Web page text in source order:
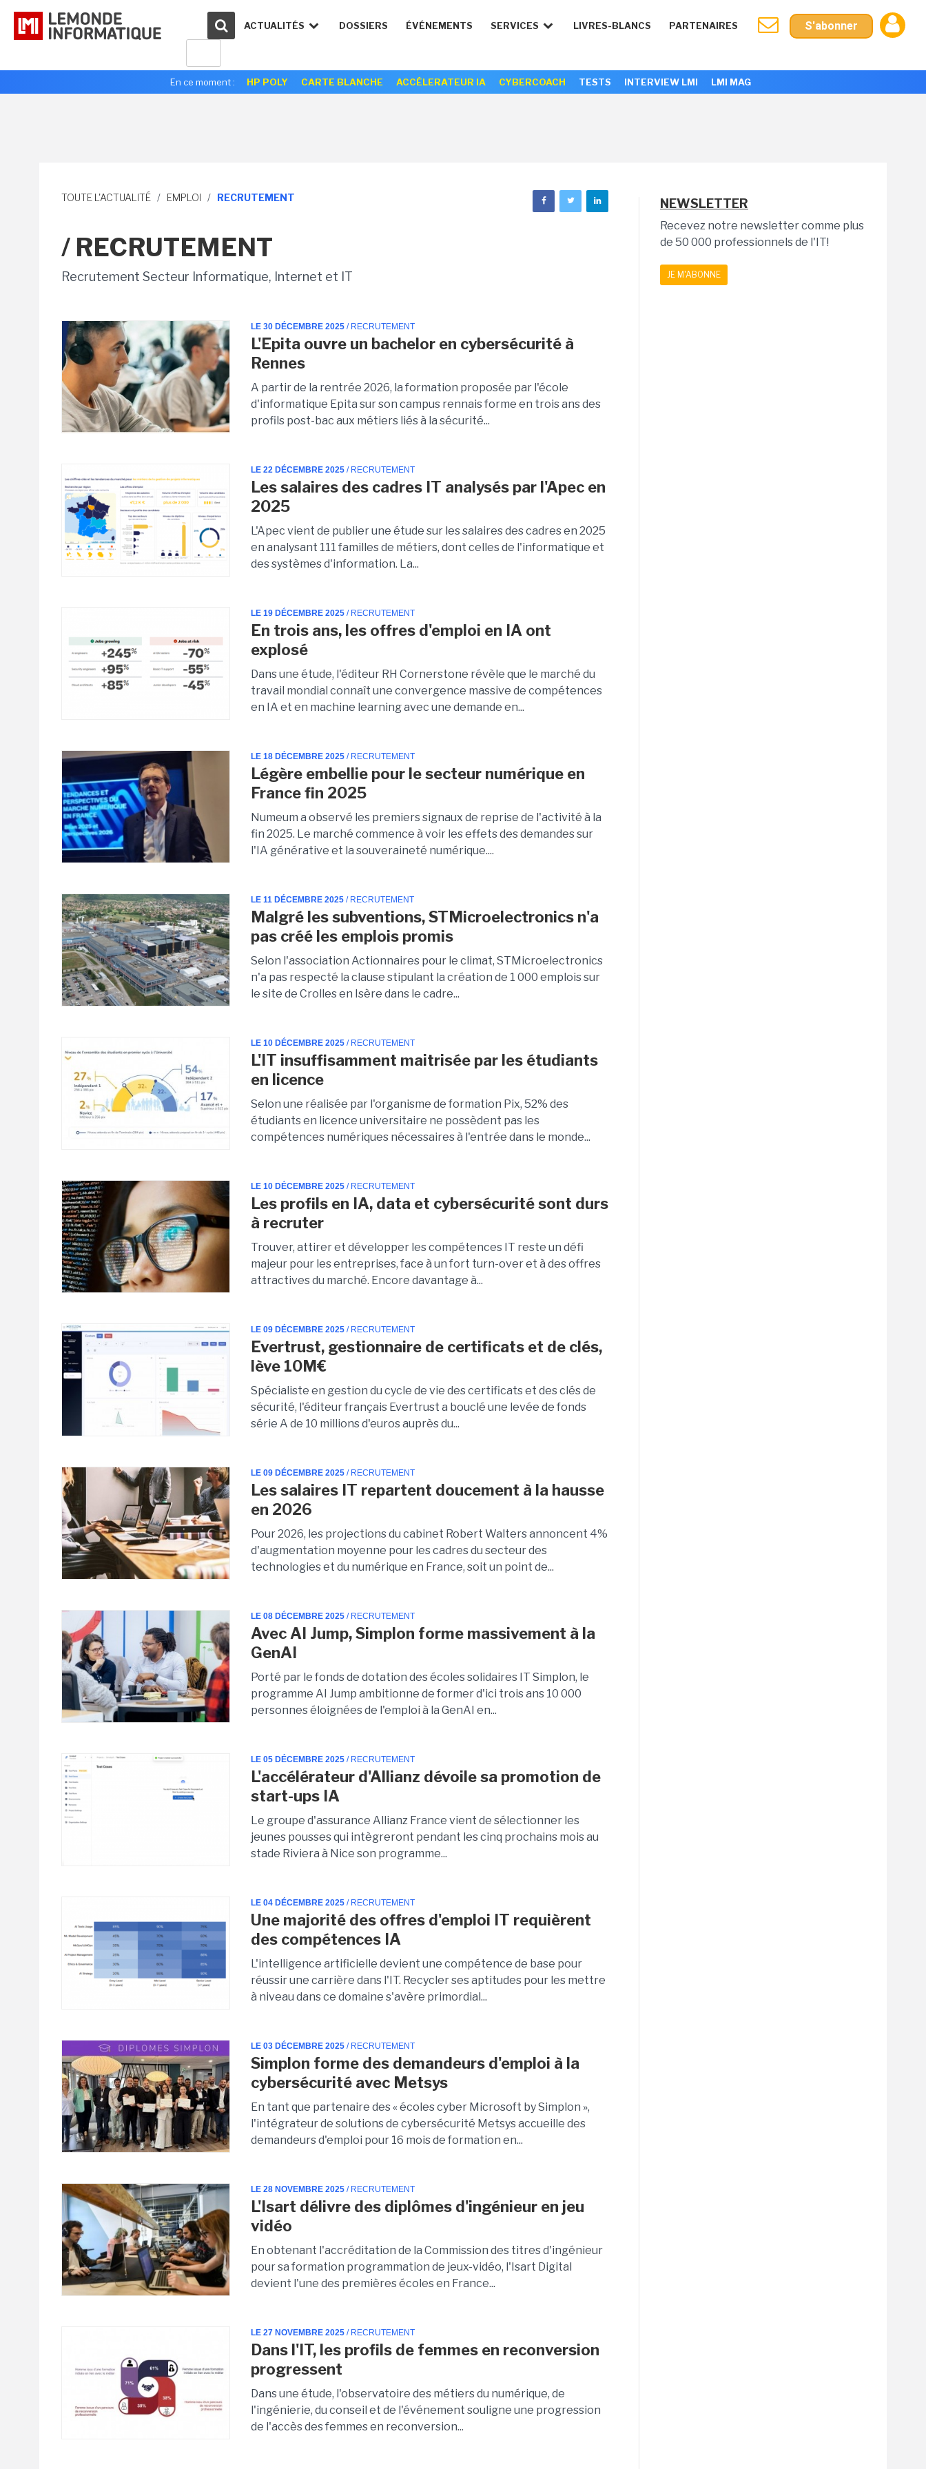
ACTUALITÉS DOSSIERS ÉVÉNEMENTS SERVICES LIVRES-BLANCS PARTENAIRES S'abonner
En ce moment : HP POLY CARTE BLANCHE ACCÉLERATEUR IA CYBERCOACH TESTS INTERVIEW LMI LMI MAG
TOUTE L'ACTUALITÉ / EMPLOI / RECRUTEMENT
/ RECRUTEMENT
Recrutement Secteur Informatique, Internet et IT
LE 30 DÉCEMBRE 2025 / RECRUTEMENT
L'Epita ouvre un bachelor en cybersécurité à
Rennes
A partir de la rentrée 2026, la formation proposée par l'école
d'informatique Epita sur son campus rennais forme en trois ans des
profils post-bac aux métiers liés à la sécurité...
LE 22 DÉCEMBRE 2025 / RECRUTEMENT
Les salaires des cadres IT analysés par l'Apec en
2025
L'Apec vient de publier une étude sur les salaires des cadres en 2025
en analysant 111 familles de métiers, dont celles de l'informatique et
des systèmes d'information. La...
LE 19 DÉCEMBRE 2025 / RECRUTEMENT
En trois ans, les offres d'emploi en IA ont
explosé
Dans une étude, l'éditeur RH Cornerstone révèle que le marché du
travail mondial connaît une convergence massive de compétences
en IA et en machine learning avec une demande en...
LE 18 DÉCEMBRE 2025 / RECRUTEMENT
Légère embellie pour le secteur numérique en
France fin 2025
Numeum a observé les premiers signaux de reprise de l'activité à la
fin 2025. Le marché commence à voir les effets des demandes sur
l'IA générative et la souveraineté numérique....
LE 11 DÉCEMBRE 2025 / RECRUTEMENT
Malgré les subventions, STMicroelectronics n'a
pas créé les emplois promis
Selon l'association Actionnaires pour le climat, STMicroelectronics
n'a pas respecté la clause stipulant la création de 1 000 emplois sur
le site de Crolles en Isère dans le cadre...
LE 10 DÉCEMBRE 2025 / RECRUTEMENT
L'IT insuffisamment maitrisée par les étudiants
en licence
Selon une réalisée par l'organisme de formation Pix, 52% des
étudiants en licence universitaire ne possèdent pas les
compétences numériques nécessaires à l'entrée dans le monde...
LE 10 DÉCEMBRE 2025 / RECRUTEMENT
Les profils en IA, data et cybersécurité sont durs
à recruter
Trouver, attirer et développer les compétences IT reste un défi
majeur pour les entreprises, face à un fort turn-over et à des offres
attractives du marché. Encore davantage à...
LE 09 DÉCEMBRE 2025 / RECRUTEMENT
Evertrust, gestionnaire de certificats et de clés,
lève 10M€
Spécialiste en gestion du cycle de vie des certificats et des clés de
sécurité, l'éditeur français Evertrust a bouclé une levée de fonds
série A de 10 millions d'euros auprès du...
LE 09 DÉCEMBRE 2025 / RECRUTEMENT
Les salaires IT repartent doucement à la hausse
en 2026
Pour 2026, les projections du cabinet Robert Walters annoncent 4%
d'augmentation moyenne pour les cadres du secteur des
technologies et du numérique en France, soit un point de...
LE 08 DÉCEMBRE 2025 / RECRUTEMENT
Avec AI Jump, Simplon forme massivement à la
GenAI
Porté par le fonds de dotation des écoles solidaires IT Simplon, le
programme AI Jump ambitionne de former d'ici trois ans 10 000
personnes éloignées de l'emploi à la GenAI en...
LE 05 DÉCEMBRE 2025 / RECRUTEMENT
L'accélérateur d'Allianz dévoile sa promotion de
start-ups IA
Le groupe d'assurance Allianz France vient de sélectionner les
jeunes pousses qui intègreront pendant les cinq prochains mois au
stade Riviera à Nice son programme...
LE 04 DÉCEMBRE 2025 / RECRUTEMENT
Une majorité des offres d'emploi IT requièrent
des compétences IA
L'intelligence artificielle devient une compétence de base pour
réussir une carrière dans l'IT. Recycler ses aptitudes pour les mettre
à niveau dans ce domaine s'avère primordial...
LE 03 DÉCEMBRE 2025 / RECRUTEMENT
Simplon forme des demandeurs d'emploi à la
cybersécurité avec Metsys
En tant que partenaire des « écoles cyber Microsoft by Simplon »,
l'intégrateur de solutions de cybersécurité Metsys accueille des
demandeurs d'emploi pour 16 mois de formation en...
LE 28 NOVEMBRE 2025 / RECRUTEMENT
L'Isart délivre des diplômes d'ingénieur en jeu
vidéo
En obtenant l'accréditation de la Commission des titres d'ingénieur
pour sa formation programmation de jeux-vidéo, l'Isart Digital
devient l'une des premières écoles en France...
LE 27 NOVEMBRE 2025 / RECRUTEMENT
Dans l'IT, les profils de femmes en reconversion
progressent
Dans une étude, l'observatoire des métiers du numérique, de
l'ingénierie, du conseil et de l'événement souligne une progression
de l'accès des femmes en reconversion...
NEWSLETTER
Recevez notre newsletter comme plus
de 50 000 professionnels de l'IT!
JE M'ABONNE